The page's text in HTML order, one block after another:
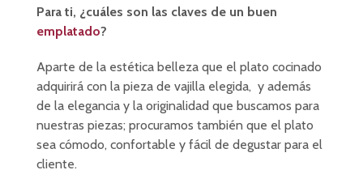
Para ti, ¿cuáles son las claves de un buen
emplatado?
Aparte de la estética belleza que el plato cocinado
adquirirá con la pieza de vajilla elegida, y además
de la elegancia y la originalidad que buscamos para
nuestras piezas; procuramos también que el plato
sea cómodo, confortable y fácil de degustar para el
cliente.